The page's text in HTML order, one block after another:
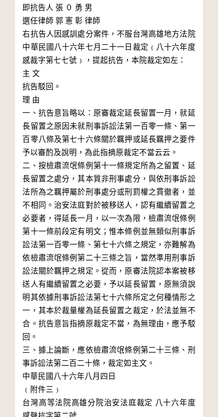
即抗告人 張 ０ 勇 男
選任律師 郭 憲 彰 律師
右抗告人因感訓處分案件，不服台灣高雄地方法院
中華民國八十六年七月二十一日裁定﹙八十六年度
感裁字第七七號﹚，提起抗告，本院裁定如左：
主 文
抗告駁回。
理 由
一、抗告意旨略以：原審裁定延長留置一月，就延
長留置之原因未就刑事訴訟法第一百零一條、第一
百零八條及第七十六條關於羈押或延長羈押之要件
予以審酌及說明，為此指摘原裁定不當云云。
二、按檢肅流氓條例第十一條規定所為之留置、延
長留置之處分，其本質非刑事處分，與依刑事訴訟
法所為之羈押屬於刑事處分或刑罰權之貫徹者，並
不相同。治安法庭對於被移送人，認有繼續留置之
必要者，得延長一月，以一次為限，檢肅流氓條例
第十一條前段定有明文；惟本條例並無類似刑事訴
訟法第一百零一條、第七十六條之規定，亦難解為
依檢肅流氓條例第二十三條之旨，當然準用刑事訴
訟法關於羈押之規定。從而，原審法院認本案被移
送人有繼續留置之必要，予以延長留置，原無須說
明其依據刑事訴訟法第七十六條所定之何種情形之
一，其本於裁量權為延長留置之裁定，於法並無不
合。抗告意旨指摘原裁定不當，為無理由，應予駁
回。
三、據上論斷，應依檢肅流氓條例第二十三條、刑
事訴訟法第二百二十條，裁定如主文。
中華民國八十六年八月四日
﹙附件三﹚
台灣高等法院高雄分院治安法庭裁定 八十六年度